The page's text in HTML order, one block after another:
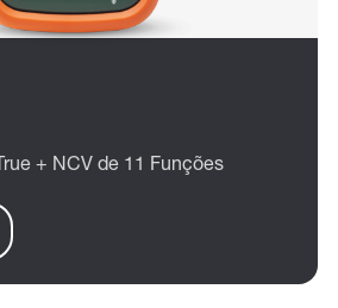
+ NCV de 11 Funções